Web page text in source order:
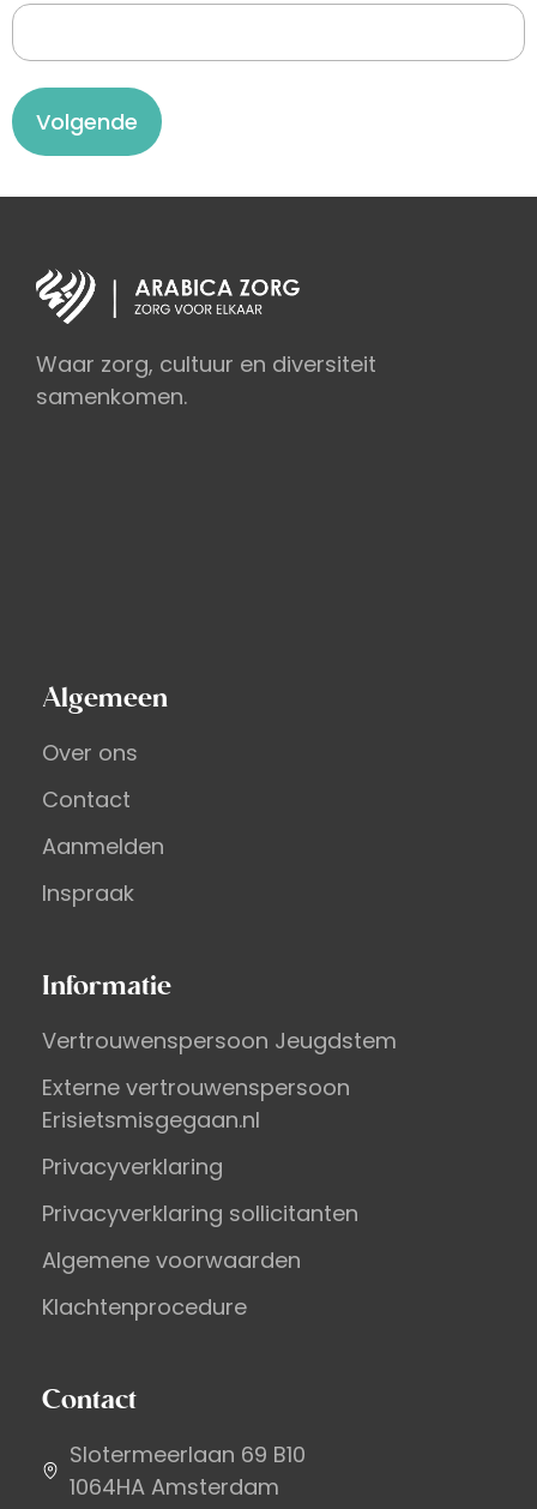
Volgende
Waar zorg, cultuur en diversiteit
samenkomen.
Algemeen
Over ons
Contact
Aanmelden
Inspraak
Informatie
Vertrouwenspersoon Jeugdstem
Externe vertrouwenspersoon
Erisietsmisgegaan.nl
Privacyverklaring
Privacyverklaring sollicitanten
Algemene voorwaarden
Klachtenprocedure
Contact
Slotermeerlaan 69 B10
1064HA Amsterdam